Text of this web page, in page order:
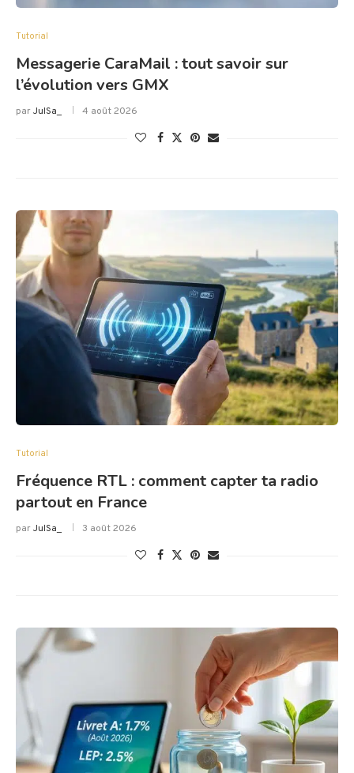
Tutorial
Messagerie CaraMail : tout savoir sur
l’évolution vers GMX
parJulSa_ 4 août 2026
Tutorial
Fréquence RTL : comment capter ta radio
partout en France
parJulSa_ 3 août 2026